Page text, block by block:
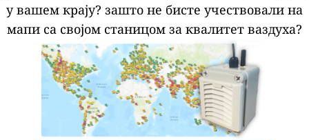
у вашем крају? зашто не бисте учествовали на
мапи са својом станицом за квалитет ваздуха?